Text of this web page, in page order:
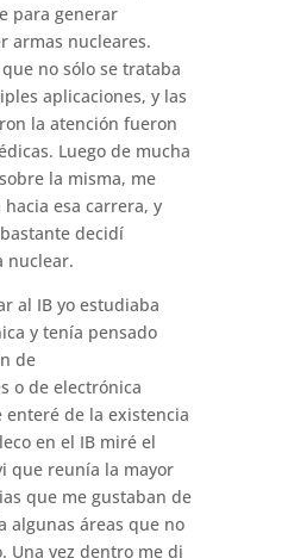
para generar
armas nucleares.
no sólo se trataba
aplicaciones, y las
la atención fueron
Luego de mucha
la misma, me
esa carrera, y
decidí
nuclear.
al IB yo estudiaba
y tenía pensado
de
o de electrónica
de la existencia
en el IB miré el
que reunía la mayor
que me gustaban de
algunas áreas que no
Una vez dentro me di